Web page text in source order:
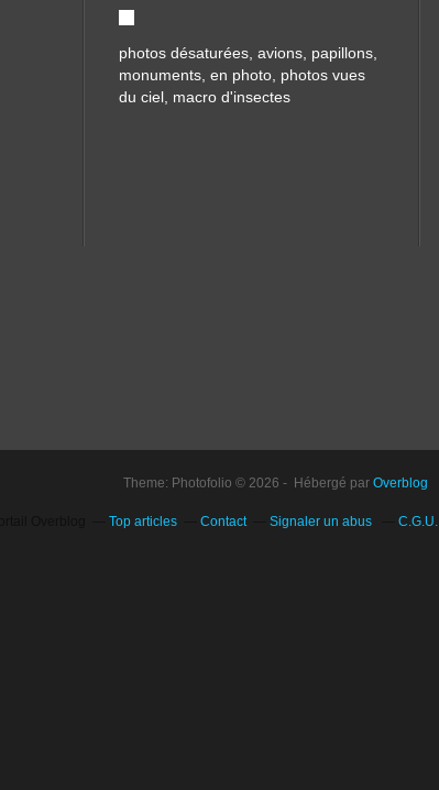
photos désaturées, avions, papillons,
monuments, en photo, photos vues
du ciel, macro d'insectes
Theme: Photofolio © 2026 - Hébergé par Overblog
Top articles Contact Signaler un abus C.G.U.